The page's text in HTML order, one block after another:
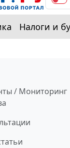
Налоги и
/ Мониторинг